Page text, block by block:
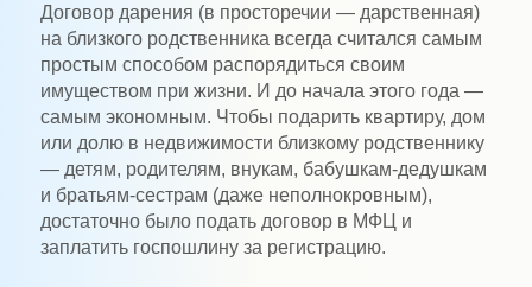
Договор дарения (в просторечии — дарственная)
на близкого родственника всегда считался самым
простым способом распорядиться своим
имуществом при жизни. И до начала этого года —
самым экономным. Чтобы подарить квартиру, дом
или долю в недвижимости близкому родственнику
— детям, родителям, внукам, бабушкам-дедушкам
и братьям-сестрам (даже неполнокровным),
достаточно было подать договор в МФЦ и
заплатить госпошлину за регистрацию.